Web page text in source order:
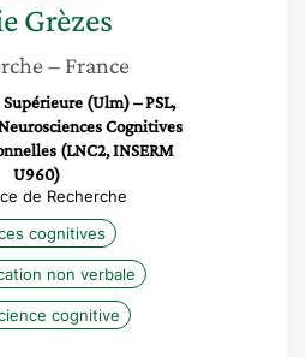
Grèzes
– France
(Ulm) – PSL,
Cognitives
(LNC2, INSERM
U960)
de Recherche
cognitives
non verbale
cognitive